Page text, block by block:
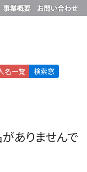
名一覧 検索窓
ありませんで